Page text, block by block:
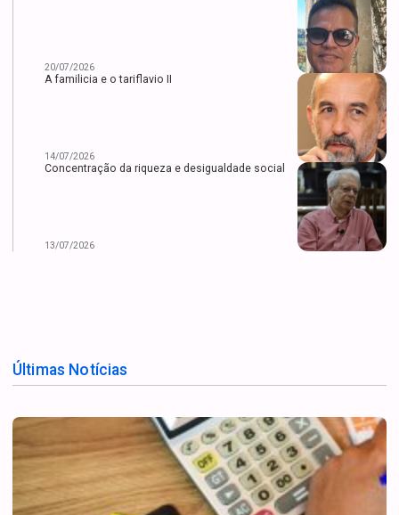
20/07/2026
A familicia e o tariflavio II
14/07/2026
Concentração da riqueza e desigualdade social
13/07/2026
Últimas Notícias